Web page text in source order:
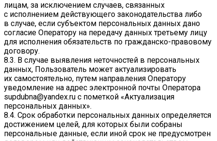
лицам, за исключением случаев, связанных
с исполнением действующего законодательства либо
в случае, если субъектом персональных данных дано
согласие Оператору на передачу данных третьему лицу
для исполнения обязательств по гражданско-правовому
договору.
8.3. В случае выявления неточностей в персональных
данных, Пользователь может актуализировать
их самостоятельно, путем направления Оператору
уведомление на адрес электронной почты Оператора
supdubna@yandex.ru с пометкой «Актуализация
персональных данных».
8.4. Срок обработки персональных данных определяется
достижением целей, для которых были собраны
персональные данные, если иной срок не предусмотрен